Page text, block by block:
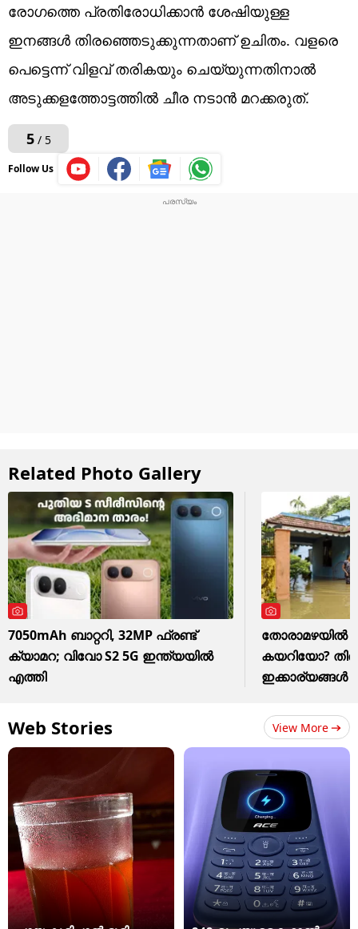
രോഗത്തെ പ്രതിരോധിക്കാൻ ശേഷിയുള്ള
ഇനങ്ങൾ തിരഞ്ഞെടുക്കുന്നതാണ് ഉചിതം. വളരെ
പെട്ടെന്ന് വിളവ് തരികയും ചെയ്യുന്നതിനാൽ
അടുക്കളത്തോട്ടത്തിൽ ചീര നടാൻ മറക്കരുത്.
5/ 5
Follow Us
Related Photo Gallery
7050mAh ബാറ്ററി, 32MP ഫ്രണ്ട്
ക്യാമറ; വിവോ S2 5G ഇന്ത്യയിൽ
എത്തി
തോരാമഴയിൽ
കയറിയോ?
ഇക്കാര്യങ്ങൾ
Web Stories View More